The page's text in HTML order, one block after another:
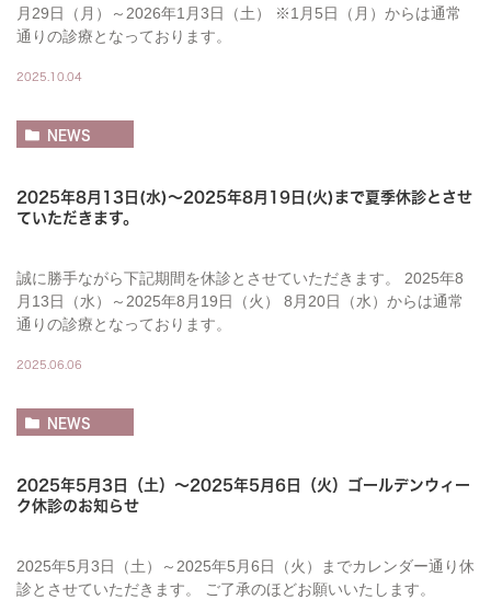
月29日（月）～2026年1月3日（土） ※1月5日（月）からは通常
通りの診療となっております。
2025.10.04
NEWS
2025年8月13日(水)～2025年8月19日(火)まで夏季休診とさせ
ていただきます。
誠に勝手ながら下記期間を休診とさせていただきます。 2025年8
月13日（水）～2025年8月19日（火） 8月20日（水）からは通常
通りの診療となっております。
2025.06.06
NEWS
2025年5月3日（土）～2025年5月6日（火）ゴールデンウィー
ク休診のお知らせ
2025年5月3日（土）～2025年5月6日（火）までカレンダー通り休
診とさせていただきます。 ご了承のほどお願いいたします。